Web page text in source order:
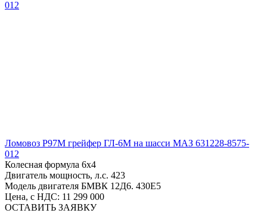
Ломовоз Р97М грейфер ГЛ-6М на шасси МАЗ 631228-8575-
012
Колесная формула 6х4
Двигатель мощность, л.с. 423
Модель двигателя БМВК 12Д6. 430Е5
Цена, с НДС: 11 299 000
ОСТАВИТЬ ЗАЯВКУ